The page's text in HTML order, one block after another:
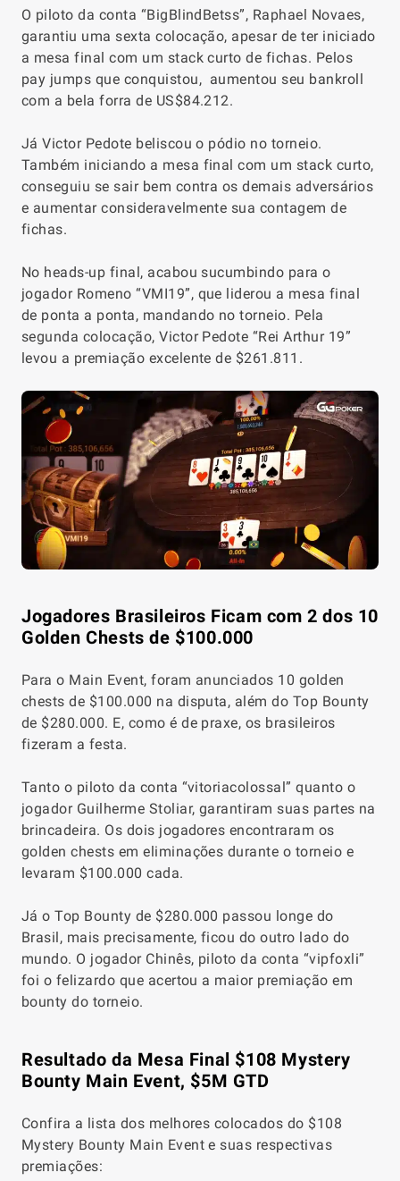
O piloto da conta “BigBlindBetss”, Raphael Novaes,
garantiu uma sexta colocação, apesar de ter iniciado
a mesa final com um stack curto de fichas. Pelos
pay jumps que conquistou, aumentou seu bankroll
com a bela forra de US$84.212.
Já Victor Pedote beliscou o pódio no torneio.
Também iniciando a mesa final com um stack curto,
conseguiu se sair bem contra os demais adversários
e aumentar consideravelmente sua contagem de
fichas.
No heads-up final, acabou sucumbindo para o
jogador Romeno “VMI19”, que liderou a mesa final
de ponta a ponta, mandando no torneio. Pela
segunda colocação, Victor Pedote “Rei Arthur 19”
levou a premiação excelente de $261.811.
Jogadores Brasileiros Ficam com 2 dos 10
Golden Chests de $100.000
Para o Main Event, foram anunciados 10 golden
chests de $100.000 na disputa, além do Top Bounty
de $280.000. E, como é de praxe, os brasileiros
fizeram a festa.
Tanto o piloto da conta “vitoriacolossal” quanto o
jogador Guilherme Stoliar, garantiram suas partes na
brincadeira. Os dois jogadores encontraram os
golden chests em eliminações durante o torneio e
levaram $100.000 cada.
Já o Top Bounty de $280.000 passou longe do
Brasil, mais precisamente, ficou do outro lado do
mundo. O jogador Chinês, piloto da conta “vipfoxli”
foi o felizardo que acertou a maior premiação em
bounty do torneio.
Resultado da Mesa Final $108 Mystery
Bounty Main Event, $5M GTD
Confira a lista dos melhores colocados do $108
Mystery Bounty Main Event e suas respectivas
premiações: